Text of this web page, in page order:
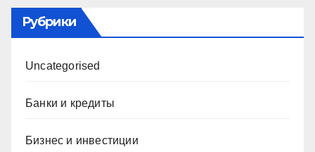
Рубрики
Uncategorised
Банки и кредиты
Бизнес и инвестиции